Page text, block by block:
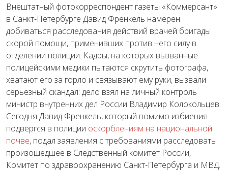
Внештатный фотокорреспондент газеты «Коммерсант»
в Санкт-Петербурге Давид Френкель намерен
добиваться расследования действий врачей бригады
скорой помощи, применивших против него силу в
отделении полиции. Кадры, на которых вызванные
полицейскими медики пытаются скрутить фотографа,
хватают его за горло и связывают ему руки, вызвали
серьезный скандал: дело взял на личный контроль
министр внутренних дел России Владимир Колокольцев.
Сегодня Давид Френкель, который помимо избиения
подвергся в полиции оскорблениям на национальной
почве, подал заявления с требованиями расследовать
произошедшее в Следственный комитет России,
Комитет по здравоохранению Санкт-Петербурга и МВД.